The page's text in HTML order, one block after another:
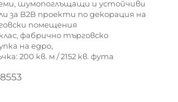
шумопоглъщащи и устойчиви
за B2B проекти по декорация на
помещения
фабрично търговско
на едро,
200 кв. м / 2152 кв. фута